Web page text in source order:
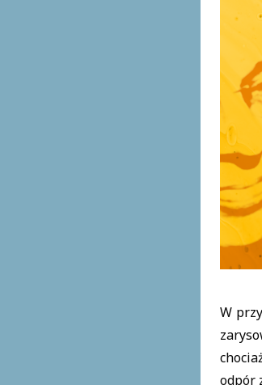
W
odpór